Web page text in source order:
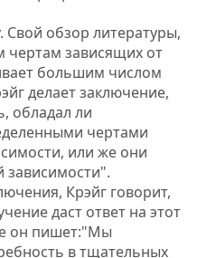
Свой обзор литературы,
чертам зависящих от
большим числом
делает заключение,
обладал ли
чертами
или же они
зависимости".
Крэйг говорит,
даст ответ на этот
он пишет:"Мы
в тщательных